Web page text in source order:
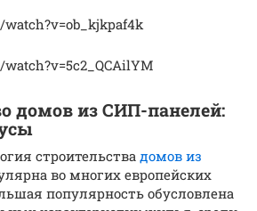
домов из СИП-панелей:
строительства домов из
во многих европейских
популярность обусловлена